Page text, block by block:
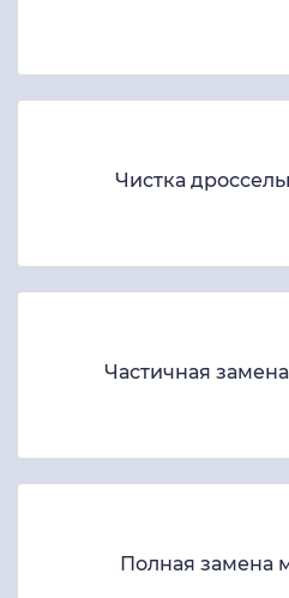
Чистка
Частичная
Полная замена